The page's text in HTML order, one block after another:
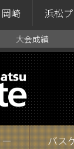
岡崎 浜松
大会成績
バス